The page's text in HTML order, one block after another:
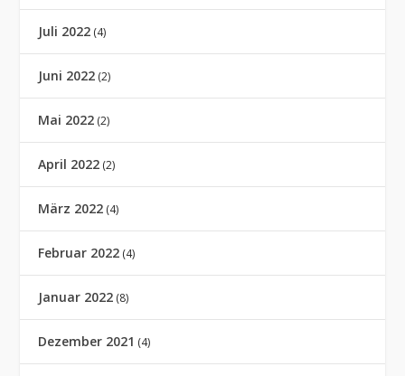
Juli 2022 (4)
Juni 2022 (2)
Mai 2022 (2)
April 2022 (2)
März 2022 (4)
Februar 2022 (4)
Januar 2022 (8)
Dezember 2021 (4)